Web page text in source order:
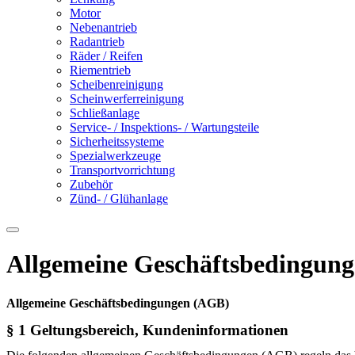
Motor
Nebenantrieb
Radantrieb
Räder / Reifen
Riementrieb
Scheibenreinigung
Scheinwerferreinigung
Schließanlage
Service- / Inspektions- / Wartungsteile
Sicherheitssysteme
Spezialwerkzeuge
Transportvorrichtung
Zubehör
Zünd- / Glühanlage
Allgemeine
Allgemeine Geschäftsbedingungen (AGB)
§ 1 Geltungsbereich, Kundeninformationen